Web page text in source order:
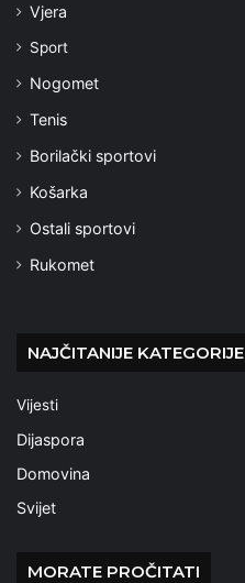
Vjera
Sport
Nogomet
Tenis
Borilački sportovi
Košarka
Ostali sportovi
Rukomet
NAJČITANIJE KATEGORIJE
Vijesti
Dijaspora
Domovina
Svijet
MORATE PROČITATI